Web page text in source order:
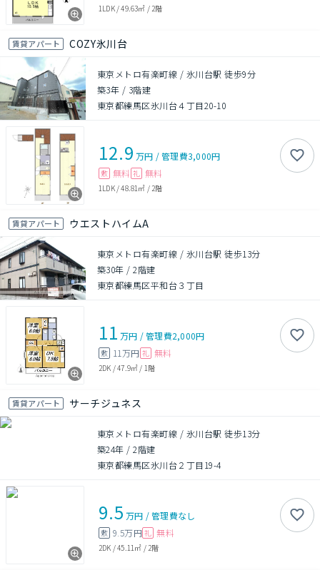
1LDK/49.63㎡ / 2階
賃貸アパート COZY氷川台
東京メトロ有楽町線 / 氷川台駅 徒歩9分
築3年 / 3階建
東京都練馬区氷川台４丁目20-10
12.9 万円 /管理費3,000円
敷 無料 礼 無料
1LDK/48.81㎡ / 2階
賃貸アパート ウエストハイムA
東京メトロ有楽町線 / 氷川台駅 徒歩13分
築30年 /2階建
東京都練馬区平和台３丁目
11 万円 /管理費2,000円
敷 11万円 礼 無料
2DK /47.9㎡ / 1階
賃貸アパート サーチジュネス
東京メトロ有楽町線 / 氷川台駅 徒歩13分
築24年 /2階建
東京都練馬区氷川台２丁目19-4
9.5 万円 /管理費なし
敷 9.5万円 礼 無料
2DK /45.11㎡ / 2階